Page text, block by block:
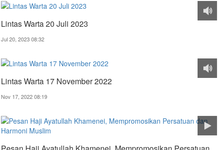
Lintas Warta 20 Juli 2023
Jul 20, 2023 08:32
Lintas Warta 17 November 2022
Nov 17, 2022 08:19